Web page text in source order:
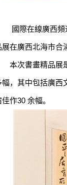
際在線廣西頻道
展在廣西北海市合
次書畫精品展是
幅，其中包括廣西
作30 余幅。